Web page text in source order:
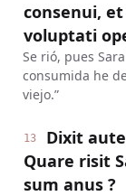
consenui,
voluptati
Se rió, pues
consumida he
viejo.”
13
Dixit
Quare risit
sum anus ?